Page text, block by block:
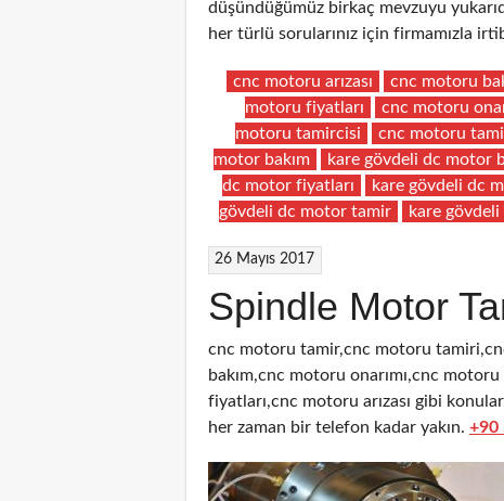
düşündüğümüz birkaç mevzuyu
her türlü sorularınız için firmamızla
cnc motoru arızası cnc motoru
motoru fiyatları
cnc motoru
motoru tamircisi
cnc motoru
motor bakım
kare gövdeli dc motor
dc motor fiyatları
kare gövdeli dc
gövdeli dc motor tamir
kare
26 Mayıs 2017
Spindle Motor
cnc motoru tamir,cnc motoru
bakım,cnc motoru onarımı,cnc
fiyatları,cnc motoru arızası gibi
her zaman bir telefon kadar yakın. +90